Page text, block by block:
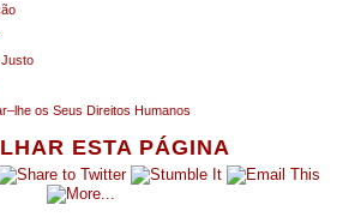
ESTA PÁGINA
os Seus Direitos Humanos